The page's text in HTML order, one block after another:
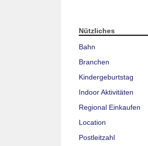
Nützliches
Bahn
Branchen
Kindergeburtstag
Indoor Aktivitäten
Regional Einkaufen
Location
Postleitzahl